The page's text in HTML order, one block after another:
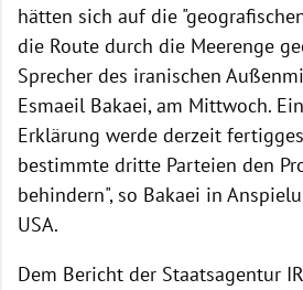
hätten sich auf die
die Route durch die Meerenge
Sprecher des iranischen
Esmaeil Bakaei, am Mittwoch.
Erklärung werde derzeit
bestimmte dritte Parteien den
behindern", so Bakaei in
USA.
Dem Bericht der Staatsagentur